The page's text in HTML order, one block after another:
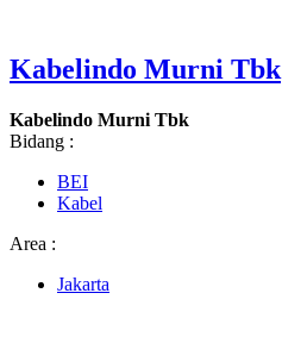
Kabelindo Murni Tbk
Kabelindo Murni Tbk
Bidang :
BEI
Kabel
Area :
Jakarta